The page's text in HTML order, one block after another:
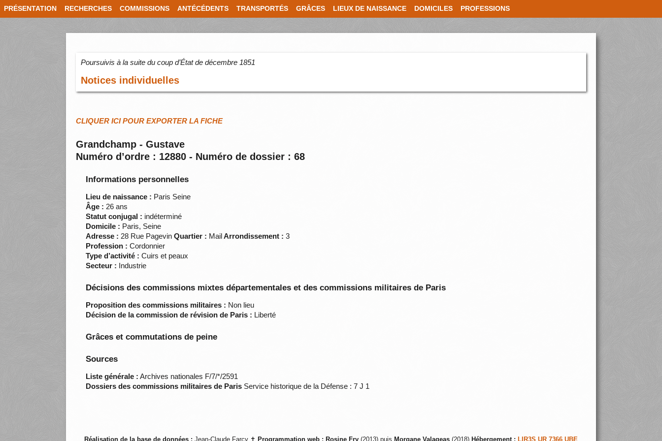
PRÉSENTATION RECHERCHES COMMISSIONS ANTÉCÉDENTS TRANSPORTÉS GRÂCES LIEUX DE NAISSANCE DOMICILES PROFESSIONS
Poursuivis à la suite du coup d’État de décembre 1851
Notices individuelles
CLIQUER ICI POUR EXPORTER LA FICHE
Grandchamp - Gustave
Numéro d’ordre : 12880 - Numéro de dossier : 68
Informations personnelles
Lieu de naissance : Paris Seine
Âge : 26 ans
Statut conjugal : indéterminé
Domicile : Paris, Seine
Adresse : 28 Rue PagevinQuartier : MailArrondissement : 3
Profession : Cordonnier
Type d’activité : Cuirs et peaux
Secteur : Industrie
Décisions des commissions mixtes départementales et des commissions militaires de Paris
Proposition des commissions militaires : Non lieu
Décision de la commission de révision de Paris : Liberté
Grâces et commutations de peine
Sources
Liste générale : Archives nationales F/7/*/2591
Dossiers des commissions militaires de Paris Service historique de la Défense : 7 J 1
Réalisation de la base de données : Jean-Claude Farcy ✝ Programmation web : Rosine Fry (2013) puis Morgane Valageas (2018) Hébergement : LIR3S UR 7366 UBE